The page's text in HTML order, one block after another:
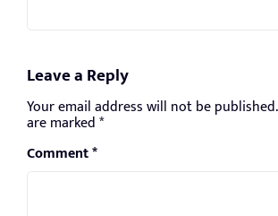
Leave a Reply
Your email address will not be published.
are marked*
Comment*